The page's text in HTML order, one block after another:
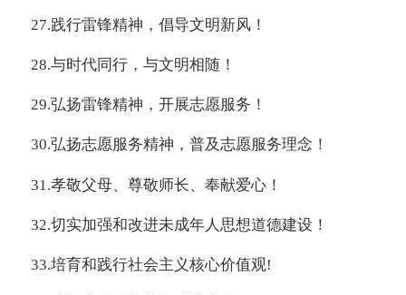
27.践行雷锋精神，倡导文明新风！
28.与时代同行，与文明相随！
29.弘扬雷锋精神，开展志愿服务！
30.弘扬志愿服务精神，普及志愿服务理念！
31.孝敬父母、尊敬师长、奉献爱心！
32.切实加强和改进未成年人思想道德建设！
33.培育和践行社会主义核心价值观!